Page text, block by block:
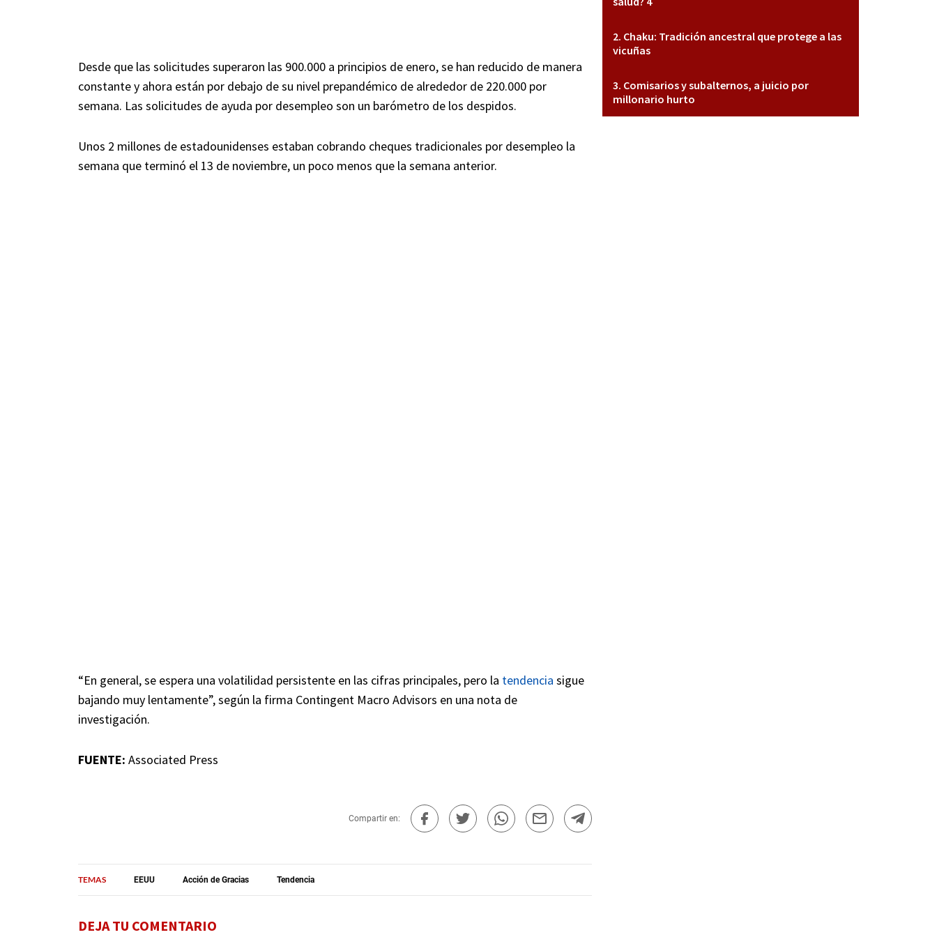
Desde que las solicitudes superaron las 900.000 a principios de enero, se han reducido de manera
constante y ahora están por debajo de su nivel prepandémico de alrededor de 220.000 por
semana. Las solicitudes de ayuda por desempleo son un barómetro de los despidos.
Unos 2 millones de estadounidenses estaban cobrando cheques tradicionales por desempleo la
semana que terminó el 13 de noviembre, un poco menos que la semana anterior.
“En general, se espera una volatilidad persistente en las cifras principales, pero la tendencia sigue
bajando muy lentamente”, según la firma Contingent Macro Advisors en una nota de
investigación.
FUENTE: Associated Press
Compartir en:
TEMAS EEUU Acción de Gracias Tendencia
DEJA TU COMENTARIO
Chaku: Tradición ancestral que protege a las
vicuñas
Comisarios y subalternos, a juicio por
millonario hurto